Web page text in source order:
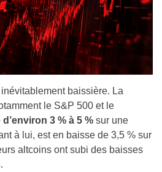
baissière. La
le S&P 500 et le
d’environ 3 % à 5 % sur une
à lui, est en baisse de 3,5 % sur
altcoins ont subi des baisses